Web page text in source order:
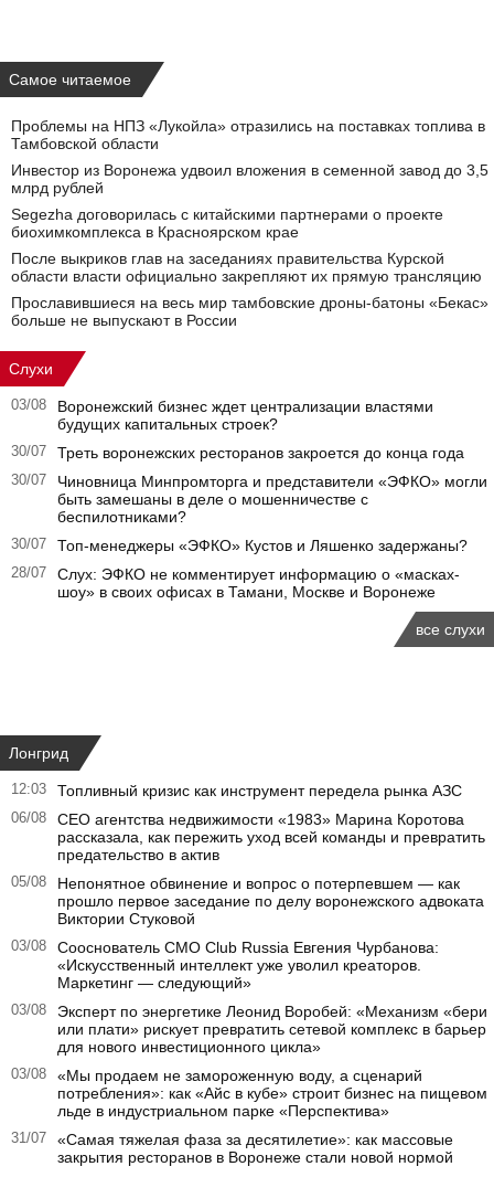
Самое читаемое
Проблемы на НПЗ «Лукойла» отразились на поставках топлива в
Тамбовской области
Инвестор из Воронежа удвоил вложения в семенной завод до 3,5
млрд рублей
Segezha договорилась с китайскими партнерами о проекте
биохимкомплекса в Красноярском крае
После выкриков глав на заседаниях правительства Курской
области власти официально закрепляют их прямую трансляцию
Прославившиеся на весь мир тамбовские дроны-батоны «Бекас»
больше не выпускают в России
Слухи
03/08
Воронежский бизнес ждет централизации властями
будущих капитальных строек?
30/07 Треть воронежских ресторанов закроется до конца года
30/07
Чиновница Минпромторга и представители «ЭФКО» могли
быть замешаны в деле о мошенничестве с
беспилотниками?
30/07 Топ-менеджеры «ЭФКО» Кустов и Ляшенко задержаны?
28/07
Слух: ЭФКО не комментирует информацию о «масках-
шоу» в своих офисах в Тамани, Москве и Воронеже
все слухи
Лонгрид
12:03 Топливный кризис как инструмент передела рынка АЗС
06/08
CEO агентства недвижимости «1983» Марина Коротова
рассказала, как пережить уход всей команды и превратить
предательство в актив
05/08
Непонятное обвинение и вопрос о потерпевшем — как
прошло первое заседание по делу воронежского адвоката
Виктории Стуковой
03/08
Сооснователь CMO Club Russia Евгения Чурбанова:
«Искусственный интеллект уже уволил креаторов.
Маркетинг — следующий»
03/08
Эксперт по энергетике Леонид Воробей: «Механизм «бери
или плати» рискует превратить сетевой комплекс в барьер
для нового инвестиционного цикла»
03/08
«Мы продаем не замороженную воду, а сценарий
потребления»: как «Айс в кубе» строит бизнес на пищевом
льде в индустриальном парке «Перспектива»
31/07
«Самая тяжелая фаза за десятилетие»: как массовые
закрытия ресторанов в Воронеже стали новой нормой